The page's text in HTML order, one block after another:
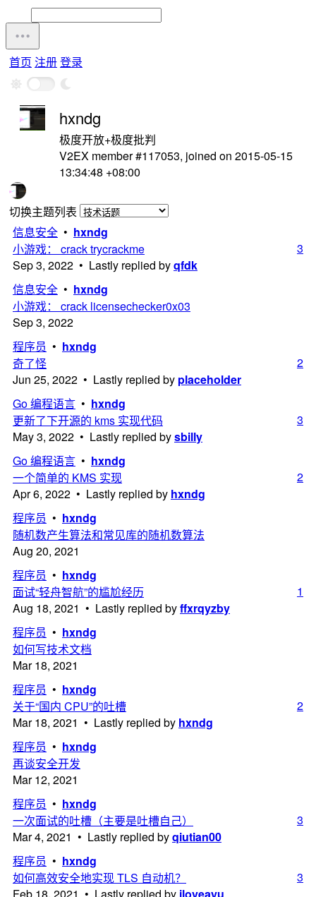
首页 注册登录
hxndg
极度开放+极度批判
V2EX member #117053, joined on 2015-05-15
13:34:48 +08:00
切换主题列表
信息安全 • hxndg
小游戏： crack trycrackme
Sep 3, 2022 • Lastly replied byqfdk
3
信息安全 • hxndg
小游戏： crack licensechecker0x03
Sep 3, 2022
程序员 • hxndg
奇了怪
Jun 25, 2022 • Lastly replied by placeholder
2
Go 编程语言 • hxndg
更新了下开源的 kms 实现代码
May 3, 2022 • Lastly replied bysbilly
3
Go 编程语言 • hxndg
一个简单的 KMS 实现
Apr 6, 2022 • Lastly replied by hxndg
2
程序员 • hxndg
随机数产生算法和常见库的随机数算法
Aug 20, 2021
程序员 • hxndg
面试“轻舟智航”的尴尬经历
Aug 18, 2021 • Lastly replied byffxrqyzby
1
程序员 • hxndg
如何写技术文档
Mar 18, 2021
程序员 • hxndg
关于“国内 CPU”的吐槽
Mar 18, 2021 • Lastly replied by hxndg
2
程序员 • hxndg
再谈安全开发
Mar 12, 2021
程序员 • hxndg
一次面试的吐槽（主要是吐槽自己）
Mar 4, 2021 • Lastly replied byqiutian00
3
程序员 • hxndg
如何高效安全地实现 TLS 自动机？
3